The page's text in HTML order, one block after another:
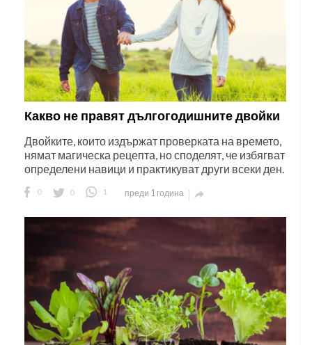
Какво не правят дългогодишните двойки
Двойките, които издържат проверката на времето,
нямат магическа рецепта, но споделят, че избягват
определени навици и практикуват други всеки ден.
0 0 1 преди 1 година 